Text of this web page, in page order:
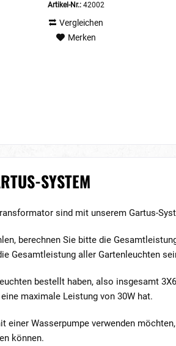
Artikel-Nr.:42002
Vergleichen
Merken
SYSTEM
sind mit unserem Gartus-
berechnen Sie bitte die
Gesamtleistung aller Gartenleuchten
bestellt haben, also insgesamt
maximale Leistung von 30W hat.
einer Wasserpumpe verwenden
können.